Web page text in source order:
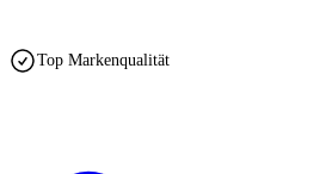
Top Markenqualität